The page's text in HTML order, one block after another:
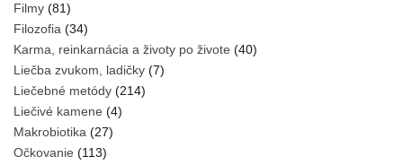
Filmy (81)
Filozofia (34)
Karma, reinkarnácia a životy po živote (40)
Liečba zvukom, ladičky (7)
Liečebné metódy (214)
Liečivé kamene (4)
Makrobiotika (27)
Očkovanie (113)